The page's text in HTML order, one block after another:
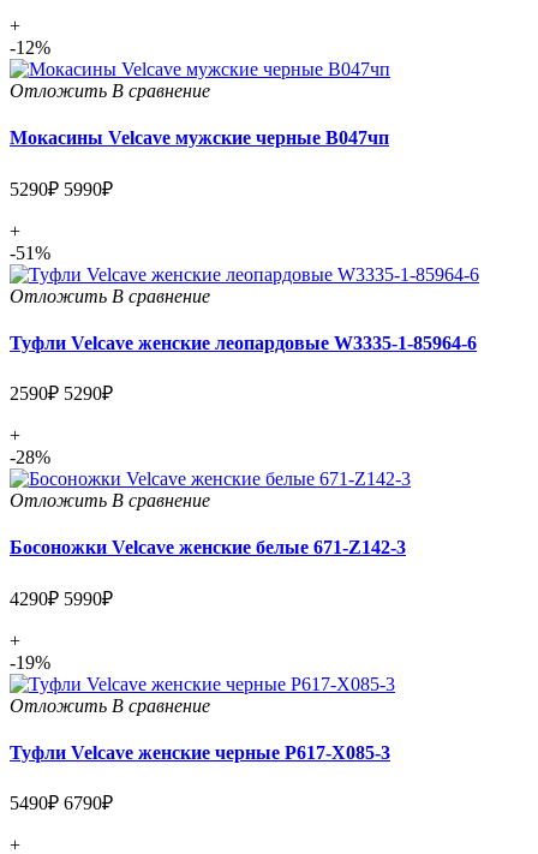
+
-12%
Отложить В сравнение
Мокасины Velcave мужские черные В047чп
5290₽ 5990₽
+
-51%
Отложить В сравнение
Туфли Velcave женские леопардовые W3335-1-85964-6
2590₽ 5290₽
+
-28%
Отложить В сравнение
Босоножки Velcave женские белые 671-Z142-3
4290₽ 5990₽
+
-19%
Отложить В сравнение
Туфли Velcave женские черные P617-X085-3
5490₽ 6790₽
+